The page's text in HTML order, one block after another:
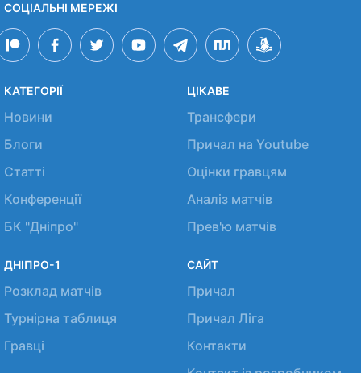
СОЦІАЛЬНІ МЕРЕЖІ
КАТЕГОРІЇ
Новини
Блоги
Статті
Конференції
БК "Дніпро"
ЦІКАВЕ
Трансфери
Причал на Youtube
Оцінки гравцям
Аналіз матчів
Прев'ю матчів
ДНІПРО-1
Розклад матчів
Турнірна таблиця
Гравці
САЙТ
Причал
Причал Ліга
Контакти